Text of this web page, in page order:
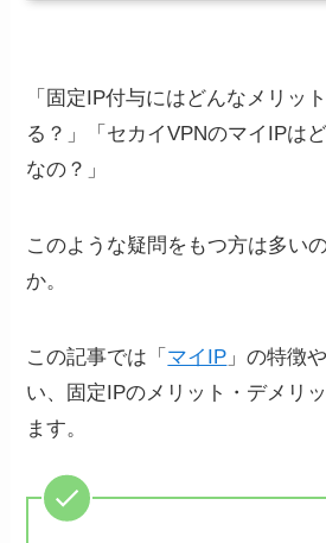
「固定IP付与にはどんなメリッ
る？」「セカイVPNのマイIPは
なの？」
このような疑問をもつ方は多い
か。
この記事では「 マイIP 」の特徴
い、固定IPのメリット・デメリ
ます。